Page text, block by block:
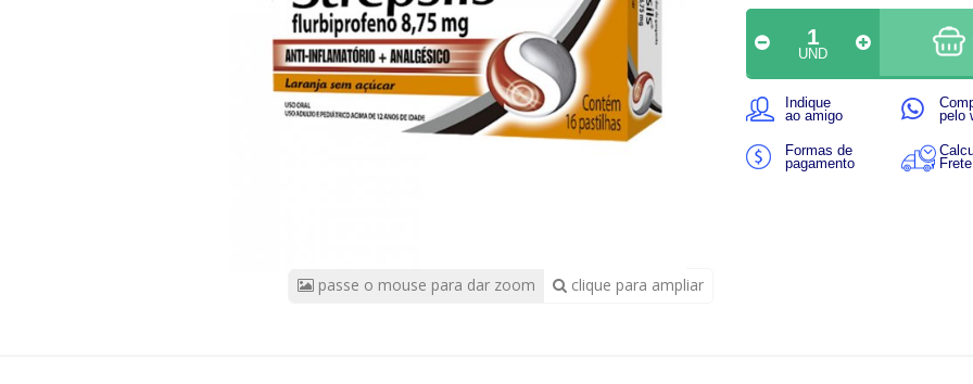
passe o mouse para dar zoom clique para ampliar
UND
Indique
ao amigo
pelo
Formas de
pagamento